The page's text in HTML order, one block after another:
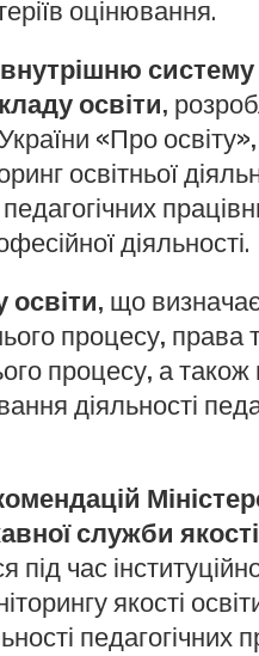
оцінювання.
систему
освіти,
«Про
освітньої
діяльності.
освіти, що
процесу, права
процесу, а також
діяльності
служби
під час
якості
педагогічних